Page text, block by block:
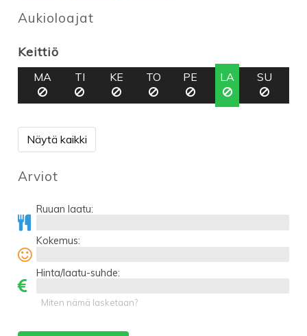
Aukioloajat
Keittiö
MA TI KE TO PE LA SU
Näytä kaikki
Arviot
Ruuan laatu:
Kokemus:
Hinta/laatu-suhde:
Miten nämä lasketaan?